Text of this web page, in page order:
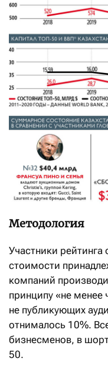
Методология
Участники рейтинга
стоимости
компаний
принципу «не
не публикующих
отнималось 10%.
бизнесменов, в
50.